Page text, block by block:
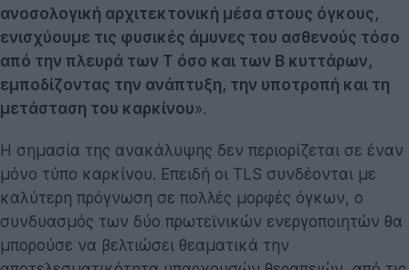
ανοσολογική αρχιτεκτονική μέσα στους όγκους,
ενισχύουμε τις φυσικές άμυνες του ασθενούς τόσο
από την πλευρά των Τ όσο και των Β κυττάρων,
εμποδίζοντας την ανάπτυξη, την υποτροπή και τη
μετάσταση του καρκίνου».
Η σημασία της ανακάλυψης δεν περιορίζεται σε έναν
μόνο τύπο καρκίνου. Επειδή οι TLS συνδέονται με
καλύτερη πρόγνωση σε πολλές μορφές όγκων, ο
συνδυασμός των δύο πρωτεϊνικών ενεργοποιητών θα
μπορούσε να βελτιώσει θεαματικά την